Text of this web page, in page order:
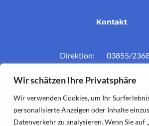
Wir schätzen Ihre Privatsphäre
Wir verwenden Cookies, um Ihr
personalisierte Anzeigen oder Inhalte
Datenverkehr zu analysieren. Wenn Sie auf
Kontakt
Direktion: 03855/
Mail: